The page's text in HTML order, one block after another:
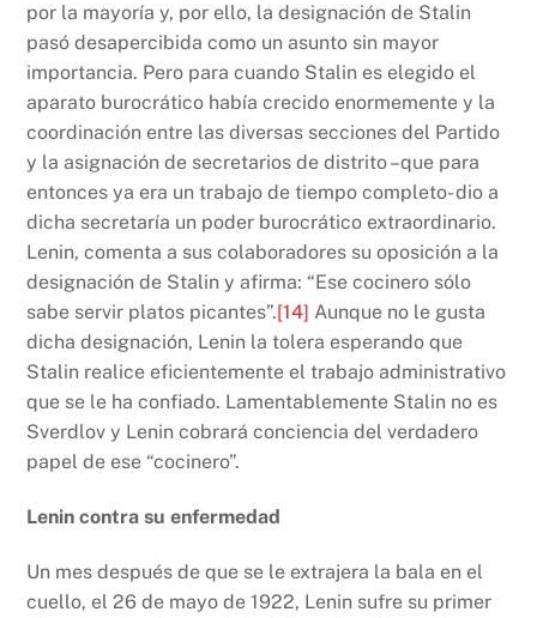
por la mayoría y, por ello, la designación de Stalin
pasó desapercibida como un asunto sin mayor
importancia. Pero para cuando Stalin es elegido el
aparato burocrático había crecido enormemente y la
coordinación entre las diversas secciones del Partido
y la asignación de secretarios de distrito –que para
entonces ya era un trabajo de tiempo completo- dio a
dicha secretaría un poder burocrático extraordinario.
Lenin, comenta a sus colaboradores su oposición a la
designación de Stalin y afirma: “Ese cocinero sólo
sabe servir platos picantes”.[14] Aunque no le gusta
dicha designación, Lenin la tolera esperando que
Stalin realice eficientemente el trabajo administrativo
que se le ha confiado. Lamentablemente Stalin no es
Sverdlov y Lenin cobrará conciencia del verdadero
papel de ese “cocinero”.
Lenin contra su enfermedad
Un mes después de que se le extrajera la bala en el
cuello, el 26 de mayo de 1922, Lenin sufre su primer